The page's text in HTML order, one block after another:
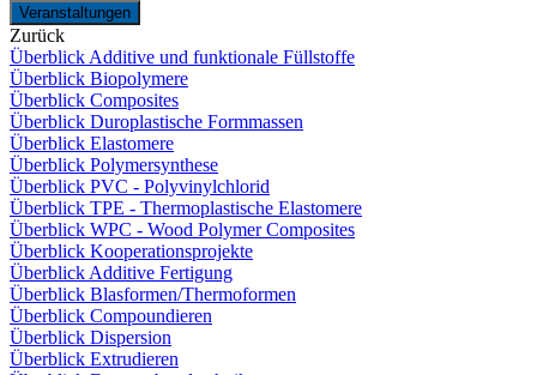
Veranstaltungen
Zurück
Überblick Additive und funktionale Füllstoffe
Überblick Biopolymere
Überblick Composites
Überblick Duroplastische Formmassen
Überblick Elastomere
Überblick Polymersynthese
Überblick PVC - Polyvinylchlorid
Überblick TPE - Thermoplastische Elastomere
Überblick WPC - Wood Polymer Composites
Überblick Kooperationsprojekte
Überblick Additive Fertigung
Überblick Blasformen/Thermoformen
Überblick Compoundieren
Überblick Dispersion
Überblick Extrudieren